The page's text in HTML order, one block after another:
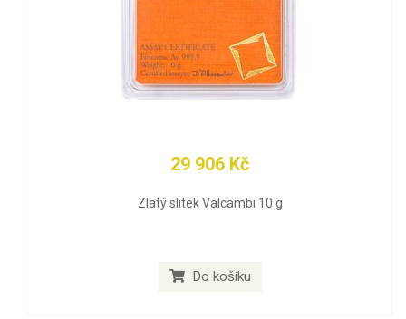
29 906 Kč
Zlatý slitek Valcambi 10 g
Do košíku